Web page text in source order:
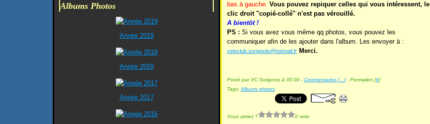
Albums Photos
Année 2019
Année 2018
Année 2017
bas à gauche. Vous pouvez repiquer celles qui vous intéressent, le
clic droit "copié-collé" n'est pas vérouillé.
A bientôt !
PS : Si vous avez vous même qq photos, vous pouvez les
communiquer afin de les ajouter dans l'album. Les envoyer à :
veloclub.sorignois@hotmail.fr Merci.
Posté par VC Sorignois à 05:00 - Commentaires [… ] - Permalien [#]
Tags: Albums photos
Vous aimez ? 0 vote